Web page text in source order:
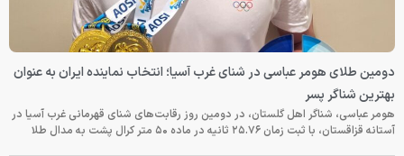
دومین طلای هومر عباسی در شنای غرب آسیا؛ انتخاب نماینده ایران به عنوان
بهترین شناگر پسر
هومر عباسی، شناگر اهل گلستان، در دومین روز رقابت‌های شنای قهرمانی غرب آسیا در
آستانه قزاقستان، با ثبت زمان ۲۵.۷۶ ثانیه در ماده ۵۰ متر کرال پشت به مدال طلا